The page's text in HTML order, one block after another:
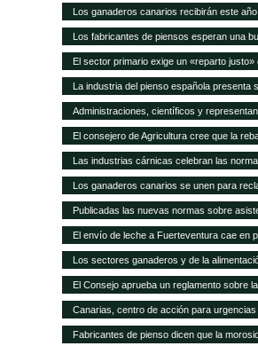
Los ganaderos canarios recibirán este
en ayudas POSEI
Los fabricantes de piensos esperan una
sequía en España
El sector primario exige un «reparto
millones adeudados
La industria del pienso española presenta
asamblea general
Administraciones, científicos y
trabajan en el Plan Forrajero de Canarias
El consejero de Agricultura cree que la
subvenciones al transporte aleja a los
de Europa
Las industrias cárnicas celebran las
porcino
Los ganaderos canarios se unen para
atrasadas
Publicadas las nuevas normas sobre
en mataderos de aves y conejos
El envío de leche a Fuerteventura cae en
cabras
Los sectores ganaderos y de la
Montoro que el IVA reducido no suba del
El Consejo aprueba un reglamento sobre
vacuno
Canarias, centro de acción para
Fabricantes de pienso dicen que la